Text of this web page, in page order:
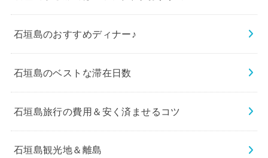
石垣島のおすすめディナー♪
石垣島のベストな滞在日数
石垣島旅行の費用＆安く済ませるコツ
石垣島観光地＆離島